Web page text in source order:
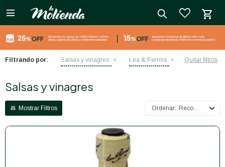

Filtrando por: Salsas y vinagres Lea & Perrins Quitar filtros
Salsas y vinagres
Recomendados